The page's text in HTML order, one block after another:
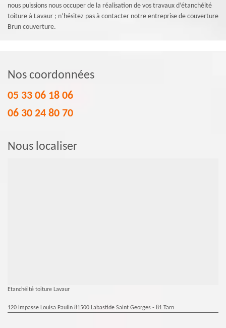
nous puissions nous occuper de la réalisation de vos travaux d’étanchéité
toiture à Lavaur ; n’hésitez pas à contacter notre entreprise de couverture
Brun couverture.
Nos coordonnées
05 33 06 18 06
06 30 24 80 70
Nous localiser
Etanchéité toiture Lavaur
120 impasse Louisa Paulin 81500 Labastide Saint Georges - 81 Tarn